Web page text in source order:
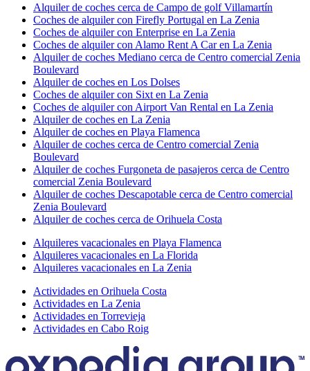
Alquiler de coches cerca de Campo de golf Villamartín
Coches de alquiler con Firefly Portugal en La Zenia
Coches de alquiler con Enterprise en La Zenia
Coches de alquiler con Alamo Rent A Car en La Zenia
Alquiler de coches Mediano cerca de Centro comercial Zenia
Boulevard
Alquiler de coches en Los Dolses
Coches de alquiler con Sixt en La Zenia
Coches de alquiler con Airport Van Rental en La Zenia
Alquiler de coches en La Zenia
Alquiler de coches en Playa Flamenca
Alquiler de coches cerca de Centro comercial Zenia
Boulevard
Alquiler de coches Furgoneta de pasajeros cerca de Centro
comercial Zenia Boulevard
Alquiler de coches Descapotable cerca de Centro comercial
Zenia Boulevard
Alquiler de coches cerca de Orihuela Costa
Alquileres vacacionales en Playa Flamenca
Alquileres vacacionales en La Florida
Alquileres vacacionales en La Zenia
Actividades en Orihuela Costa
Actividades en La Zenia
Actividades en Torrevieja
Actividades en Cabo Roig